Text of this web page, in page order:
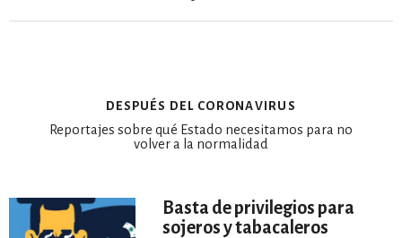
después del coronavirus
Reportajes sobre qué Estado necesitamos para no
volver a la normalidad
Basta de privilegios para
sojeros y tabacaleros